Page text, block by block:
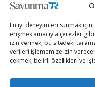
En iyi deneyimleri sunmak
erişmek amacıyla çerezler
izin vermek, bu sitedeki
verileri işlememize izin
çekmek, belirli özellikleri ve
Savunma Sanayii
Hava Platformları
Kara Platformları
Deniz Platformları
İnsansız Sistemler